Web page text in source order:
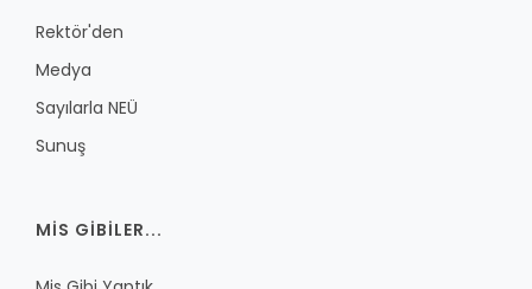
Rektör'den
Medya
Sayılarla NEÜ
Sunuş
MIS GIBILER...